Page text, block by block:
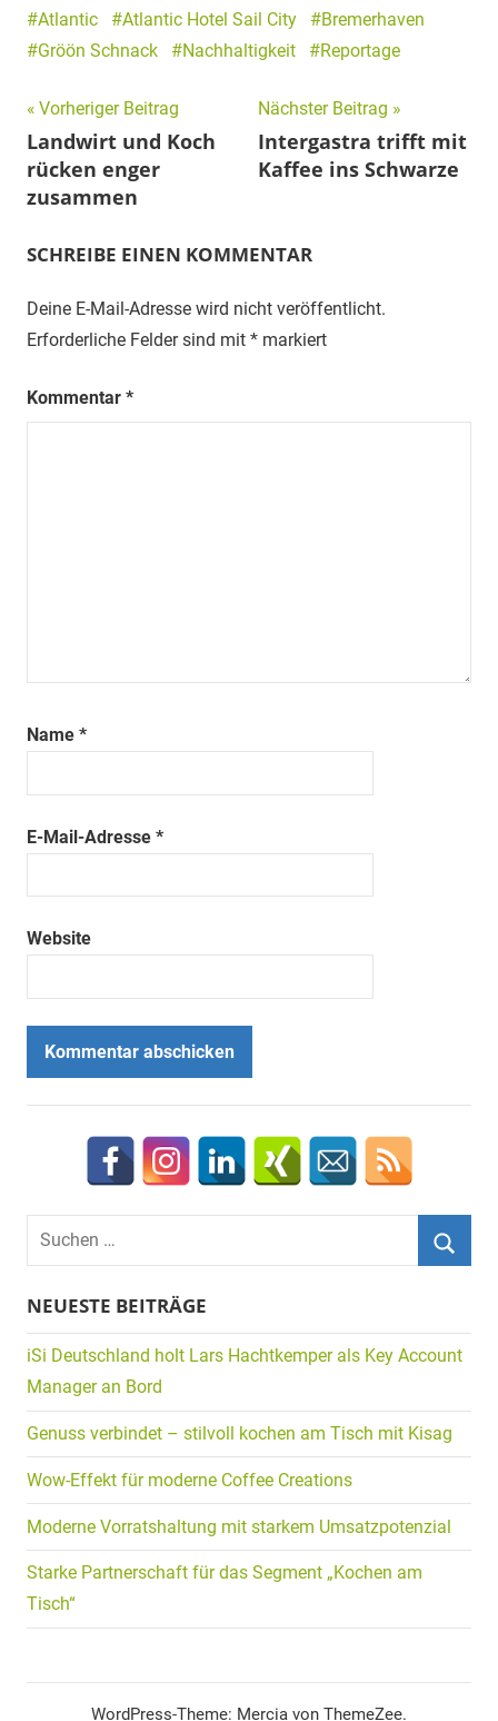
Atlantic
Atlantic Hotel Sail City
Bremerhaven
Gröön Schnack
Nachhaltigkeit Reportage
Beitragsnavigation
Vorheriger Beitrag
Landwirt und Koch
rücken enger
zusammen
Nächster Beitrag
Intergastra trifft mit
Kaffee ins Schwarze
SCHREIBE EINEN KOMMENTAR
Deine E-Mail-Adresse wird nicht veröffentlicht.
Erforderliche Felder sind mit * markiert
Kommentar *
Name *
E-Mail-Adresse *
Website
Suchen
nach:
NEUESTE BEITRÄGE
iSi Deutschland holt Lars Hachtkemper als Key Account
Manager an Bord
Genuss verbindet – stilvoll kochen am Tisch mit Kisag
Wow-Effekt für moderne Coffee Creations
Moderne Vorratshaltung mit starkem Umsatzpotenzial
Starke Partnerschaft für das Segment „Kochen am
Tisch“
WordPress-Theme: Mercia von ThemeZee.